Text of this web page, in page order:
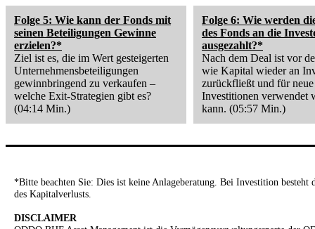
Folge 5: Wie kann der Fonds mit
seinen Beteiligungen Gewinne
erzielen?*
Ziel ist es, die im Wert gesteigerten
Unternehmensbeteiligungen
gewinnbringend zu verkaufen –
welche Exit-Strategien gibt es?
(04:14 Min.)
Folge 6: Wie werden
des Fonds an die
ausgezahlt?*
Nach dem Deal ist vor
wie Kapital wieder an
zurückfließt und für neue
Investitionen verwendet
kann. (05:57 Min.)
*Bitte beachten Sie: Dies ist keine Anlageberatung. Bei Investition besteht
des Kapitalverlusts.
DISCLAIMER